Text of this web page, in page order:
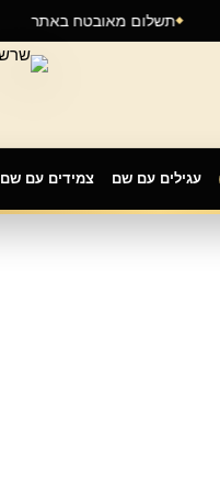
תשלום מאובטח באתר
עגילים עם שם צמידים עם שם